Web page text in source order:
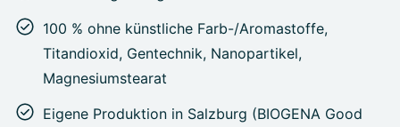
100 % ohne künstliche Farb-/Aromastoffe,
Titandioxid, Gentechnik, Nanopartikel,
Magnesiumstearat
Eigene Produktion in Salzburg (BIOGENA Good